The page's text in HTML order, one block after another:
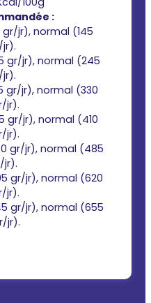
:
gr/jr), normal (145
gr/jr), normal (245
gr/jr), normal (330
jr).
gr/jr), normal (410
jr).
gr/jr), normal (485
jr).
gr/jr), normal (620
jr).
gr/jr), normal (655
jr).